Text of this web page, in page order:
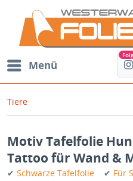
Menü
Tiere
Motiv Tafelfolie
Tattoo für Wand &
✔ Schwarze Tafelfolie ✔ Für